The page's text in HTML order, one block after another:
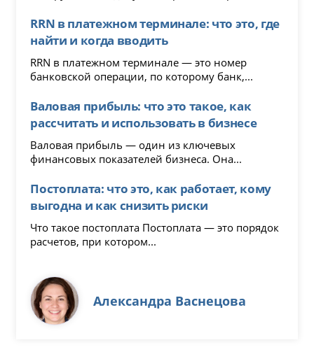
RRN в платежном терминале: что это, где
найти и когда вводить
RRN в платежном терминале — это номер
банковской операции, по которому банк,...
Валовая прибыль: что это такое, как
рассчитать и использовать в бизнесе
Валовая прибыль — один из ключевых
финансовых показателей бизнеса. Она...
Постоплата: что это, как работает, кому
выгодна и как снизить риски
Что такое постоплата Постоплата — это порядок
расчетов, при котором...
Александра Васнецова